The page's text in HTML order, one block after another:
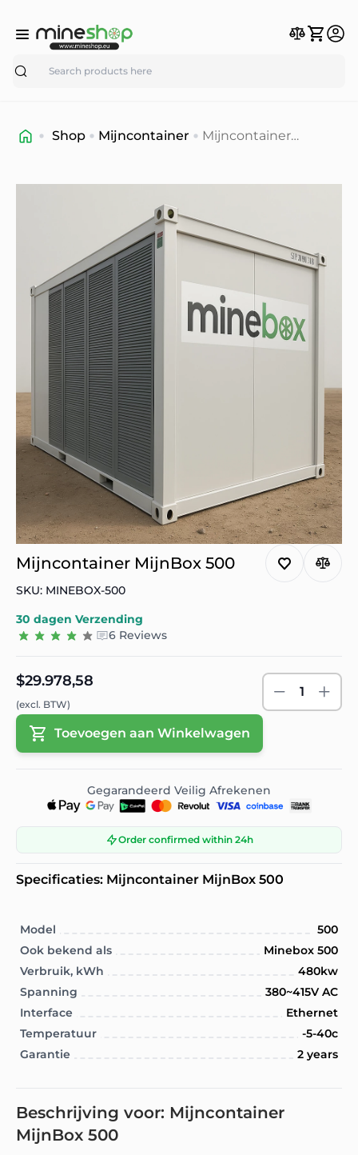
Search
Shop Mijncontainer
Mijncontainer
Mijncontainer MijnBox 500
SKU: MINEBOX-500
30 dagen Verzending
6 Reviews
$29.978,58
(excl. BTW)
1
Toevoegen aan Winkelwagen
Gegarandeerd Veilig Afrekenen
Order confirmed within 24h
Specificaties: Mijncontainer MijnBox 500
Model
500
Ook bekend als
Minebox 500
Verbruik, kWh
480kw
Spanning
380~415V AC
Interface
Ethernet
Temperatuur
-5-40c
Garantie
2 years
Beschrijving voor: Mijncontainer
MijnBox 500